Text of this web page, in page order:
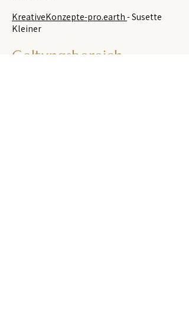
KreativeKonzepte-pro.earth- Susette
Kleiner
Geltungsbereich